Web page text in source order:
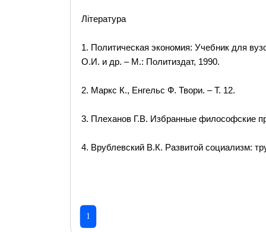
Література
1. Политическая экономия: Учебник для
О.И. и др. – М.: Политиздат, 1990.
2. Маркс К., Енгельс Ф. Твори. – Т. 12.
3. Плеханов Г.В. Избранные философские
4. Врублевский В.К. Развитой социализм:
1